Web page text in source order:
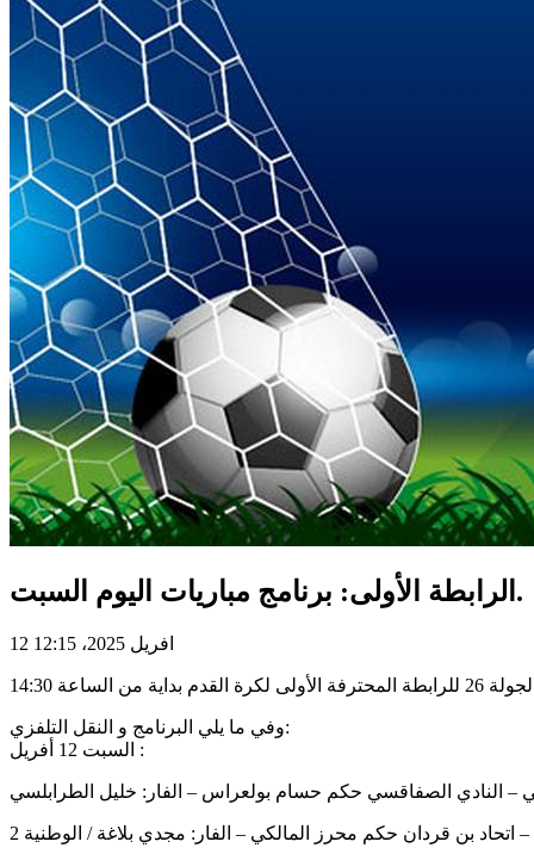
الرابطة الأولى: برنامج مباريات اليوم السبت.
12 افريل 2025، 12:15
وفي ما يلي البرنامج و النقل التلفزي:
السبت 12 أفريل :
– النادي الصفاقسي حكم حسام بولعراس – الفار: خليل الطرابلسي
– اتحاد بن قردان حكم محرز المالكي – الفار: مجدي بلاغة / الوطنية 2